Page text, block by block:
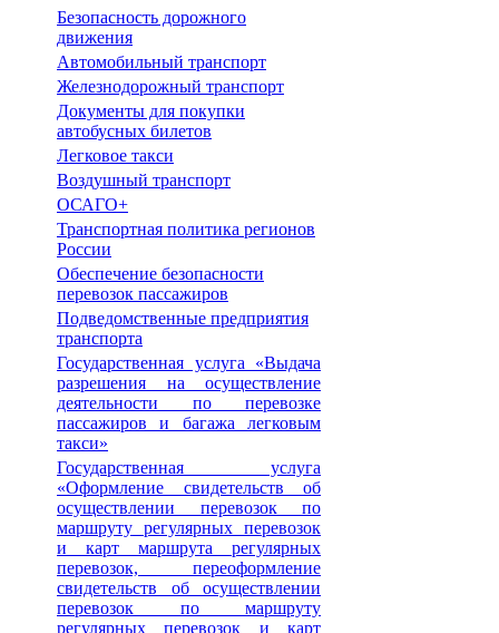
Безопасность дорожного
движения
Автомобильный транспорт
Железнодорожный транспорт
Документы для покупки
автобусных билетов
Легковое такси
Воздушный транспорт
ОСАГО+
Транспортная политика регионов
России
Обеспечение безопасности
перевозок пассажиров
Подведомственные предприятия
транспорта
Государственная услуга «Выдача
разрешения на осуществление
деятельности по перевозке
пассажиров и багажа легковым
такси»
Государственная услуга
«Оформление свидетельств об
осуществлении перевозок по
маршруту регулярных перевозок
и карт маршрута регулярных
перевозок, переоформление
свидетельств об осуществлении
перевозок по маршруту
регулярных перевозок и карт